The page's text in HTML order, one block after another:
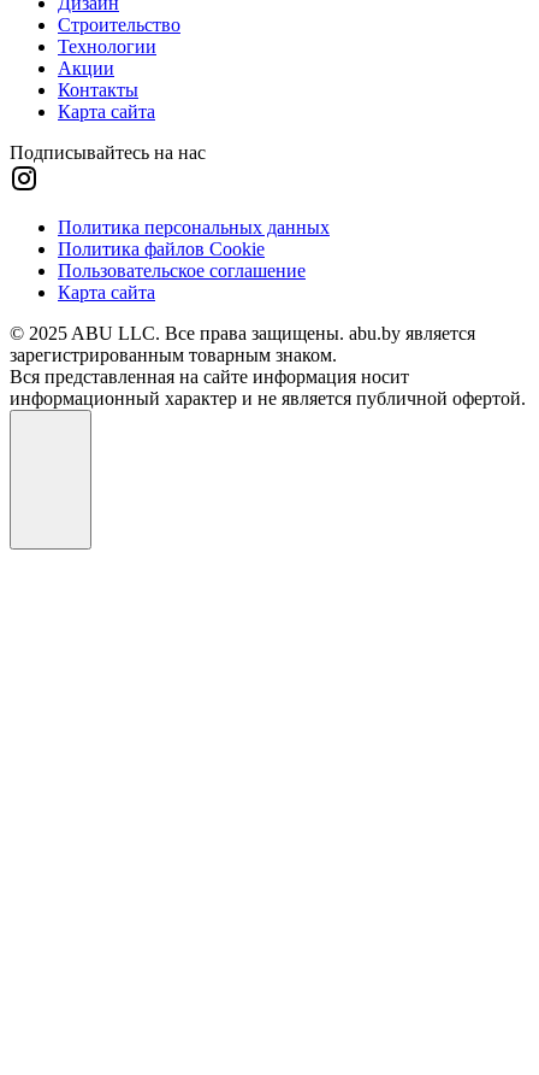
Строительство
Технологии
Акции
Контакты
Карта сайта
Подписывайтесь на нас
Политика персональных данных
Политика файлов Cookie
Пользовательское соглашение
Карта сайта
© 2025 ABU LLC. Все права защищены. abu.by является
зарегистрированным товарным знаком.
Вся представленная на сайте информация носит
информационный характер и не является публичной офертой.